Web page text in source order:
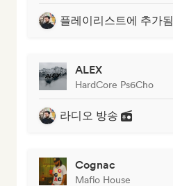
플레이리스트에 추가됨
ALEX
HardCore Ps6Cho
라디오 방송
Cognac
Mafio House